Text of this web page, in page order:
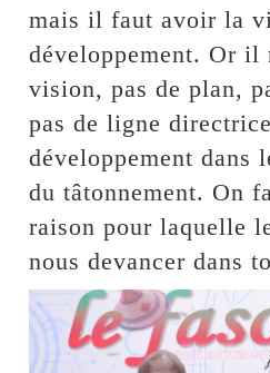
mais il faut avoir la
développement. Or il
vision, pas de plan,
pas de ligne
développement dans
du tâtonnement. On
raison pour laquelle
nous devancer dans